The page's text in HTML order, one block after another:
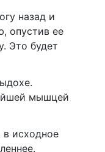
назад и
опустив ее
Это будет
мышцей
в исходное